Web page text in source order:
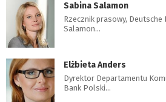
Sabina Salamon
Rzecznik prasowy, Deutsche
Salamon…
Elżbieta Anders
Dyrektor Departamentu
Bank Polski…